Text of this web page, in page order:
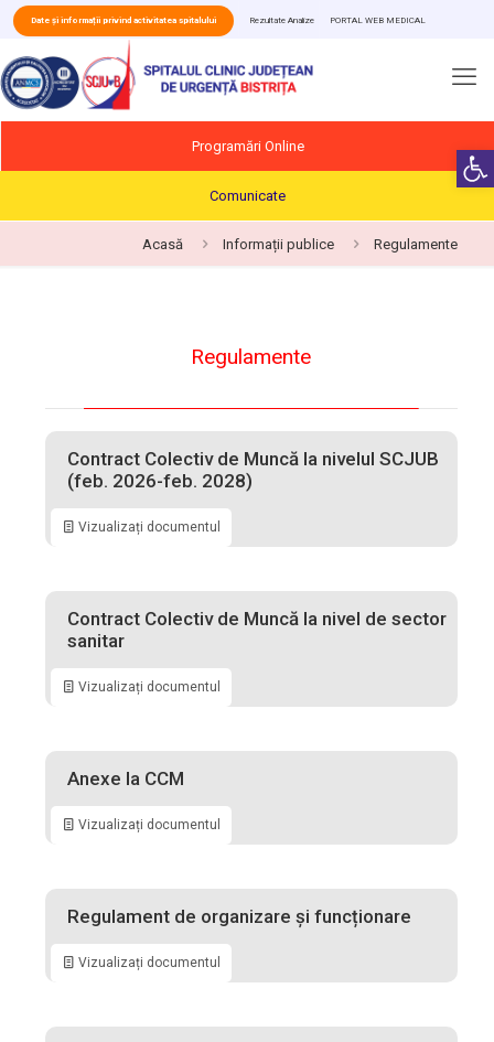
Date și informații privind activitatea spitalului Rezultate Analize PORTAL WEB MEDICAL
Programări Online
Comunicate
Acasă Informații publice Regulamente
Regulamente
Contract Colectiv de Muncă la nivelul SCJUB
(feb. 2026-feb. 2028)
Vizualizați documentul
Contract Colectiv de Muncă la nivel de sector
sanitar
Vizualizați documentul
Anexe la CCM
Vizualizați documentul
Regulament de organizare și funcționare
Vizualizați documentul